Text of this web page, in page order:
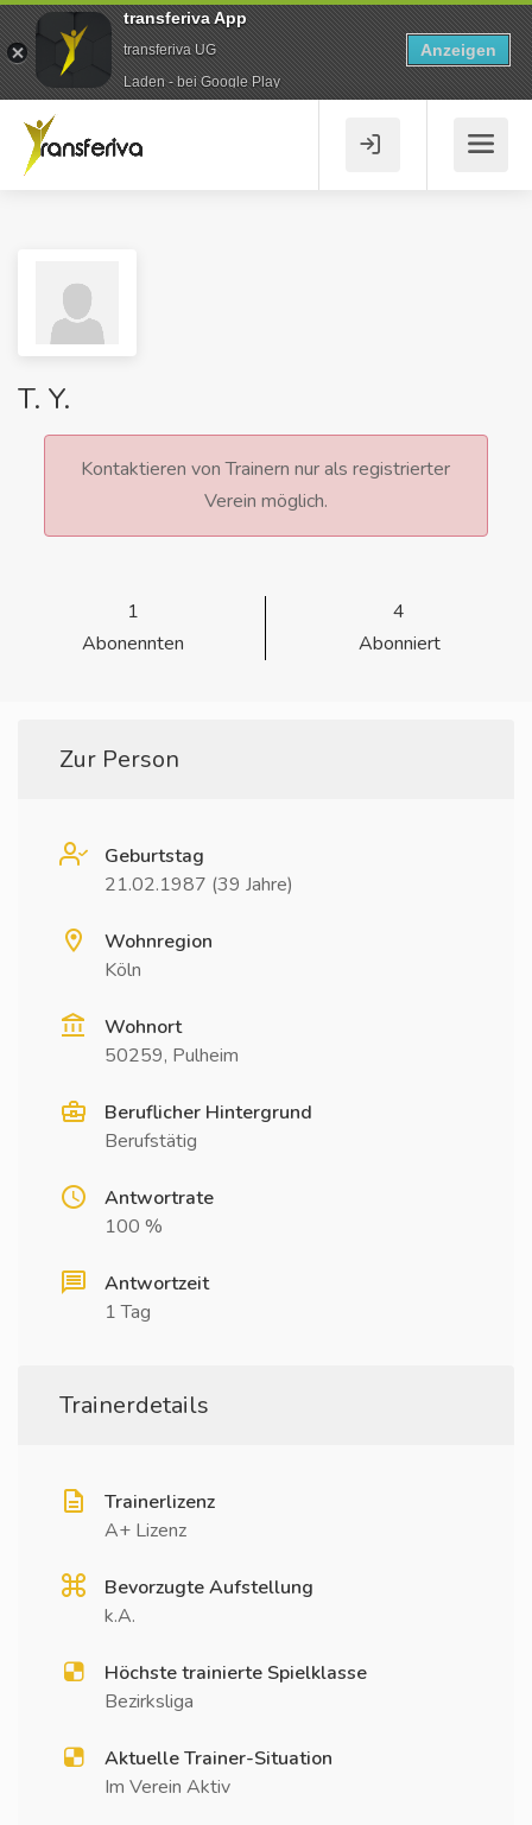
T. Y.
Kontaktieren von Trainern nur als registrierter
Verein möglich.
1
Abonennten
4
Abonniert
Zur Person
Geburtstag
21.02.1987 (39 Jahre)
Wohnregion
Köln
Wohnort
50259, Pulheim
Beruflicher Hintergrund
Berufstätig
Antwortrate
100 %
Antwortzeit
1 Tag
Trainerdetails
Trainerlizenz
A+ Lizenz
Bevorzugte Aufstellung
k.A.
Höchste trainierte Spielklasse
Bezirksliga
Aktuelle Trainer-Situation
Im Verein Aktiv
transferiva App
transferiva UG
Laden - bei Google Play
Anzeigen